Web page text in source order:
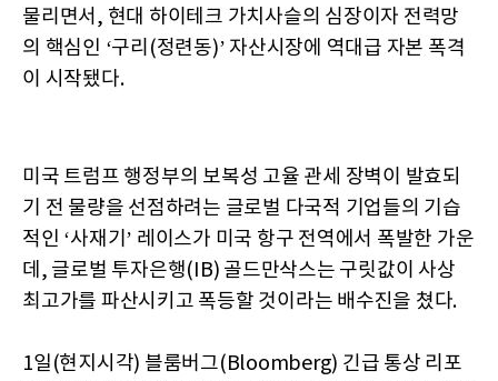
물리면서, 현대 하이테크 가치사슬의 심장이자 전력망
의 핵심인 ‘구리(정련동)’ 자산시장에 역대급 자본 폭격
이 시작됐다.
미국 트럼프 행정부의 보복성 고율 관세 장벽이 발효되
기 전 물량을 선점하려는 글로벌 다국적 기업들의 기습
적인 ‘사재기’ 레이스가 미국 항구 전역에서 폭발한 가운
데, 글로벌 투자은행(IB) 골드만삭스는 구릿값이 사상
최고가를 파산시키고 폭등할 것이라는 배수진을 쳤다.
1일(현지시각) 블룸버그(Bloomberg) 긴급 통상 리포